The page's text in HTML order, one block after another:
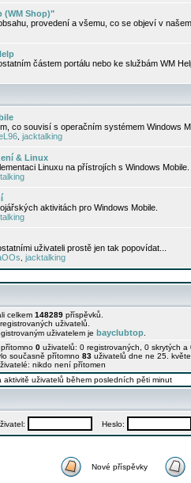
(WM Shop)"
provedení a všemu, co se objeví v
částem portálu nebo ke službám WM
co souvisí s operačním systémem Windows
jacktalking
& Linux
Linuxu na přístrojích s Windows Mobile.
aktivitách pro Windows Mobile.
uživateli prostě jen tak popovídat...
jacktalking
celkem 148289 příspěvků.
registrovaných uživatelů.
uživatelem je bayclubtop
0 uživatelů: 0 registrovaných, 0 skrytých
současně přítomno 83 uživatelů dne ne 25.
nikdo není přítomen
aktivitě uživatelů během posledních pěti minut
Heslo:
Nové příspěvky